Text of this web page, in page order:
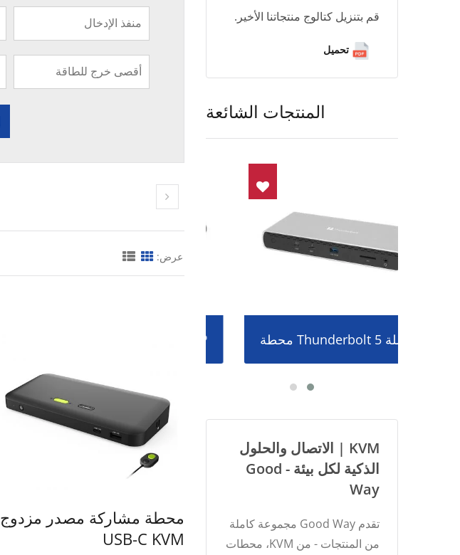
عرض:
محطة مشاركة مصدر مزدوج
USB-C KVM
قم بتنزيل كتالوج منتجاتنا الأخير.
تحميل
المنتجات الشائعة
محطة Thunderbolt 5 الكاملة
KVM | الاتصال والحلول
الذكية لكل بيئة - Good
Way
تقدم Good Way مجموعة كاملة
من المنتجات - من KVM، محطات